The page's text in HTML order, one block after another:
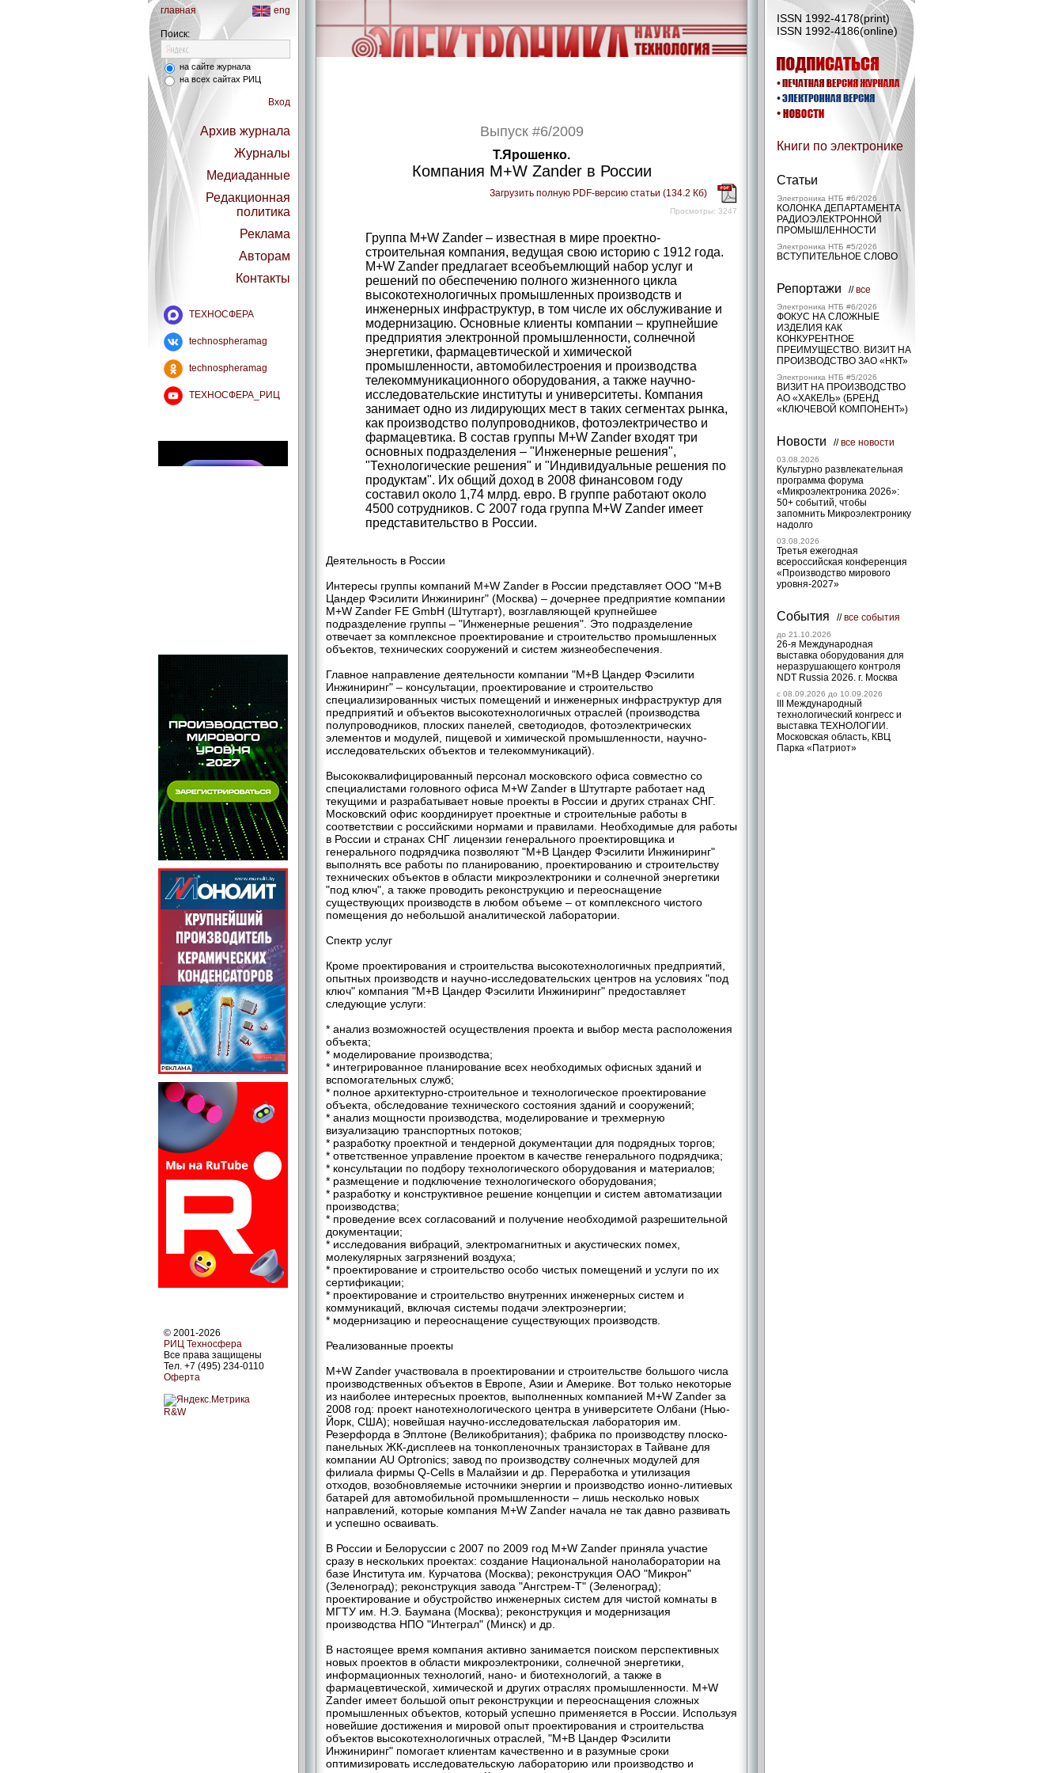
главная eng
Поиск:
на сайте журнала
на всех сайтах РИЦ
Вход
Архив журнала
Журналы
Медиаданные
Редакционная
политика
Реклама
Авторам
Контакты
ТЕХНОСФЕРА
technospheramag
technospheramag
ТЕХНОСФЕРА_РИЦ
© 2001-2026
РИЦ Техносфера
Все права защищены
Тел. +7 (495) 234-0110
Оферта
R&W
ISSN 1992-4178(print)
ISSN 1992-4186(online)
Книги по электронике
Статьи
Электроника НТБ #6/2026
КОЛОНКА ДЕПАРТАМЕНТА
РАДИОЭЛЕКТРОННОЙ
ПРОМЫШЛЕННОСТИ
Электроника НТБ #5/2026
ВСТУПИТЕЛЬНОЕ СЛОВО
Репортажи //все
Электроника НТБ #6/2026
ФОКУС НА СЛОЖНЫЕ
ИЗДЕЛИЯ КАК
КОНКУРЕНТНОЕ
ПРЕИМУЩЕСТВО. ВИЗИТ НА
ПРОИЗВОДСТВО ЗАО «НКТ»
Электроника НТБ #5/2026
ВИЗИТ НА ПРОИЗВОДСТВО
АО «ХАКЕЛЬ» (БРЕНД
«КЛЮЧЕВОЙ КОМПОНЕНТ»)
Новости //все новости
03.08.2026
Культурно развлекательная
программа форума
«Микроэлектроника 2026»:
50+ событий, чтобы
запомнить Микроэлектронику
надолго
03.08.2026
Третья ежегодная
всероссийская конференция
«Производство мирового
уровня-2027»
События //все события
до 21.10.2026
26-я Международная
выставка оборудования для
неразрушающего контроля
NDT Russia 2026. г. Москва
c 08.09.2026 до 10.09.2026
III Международный
технологический конгресс и
выставка ТЕХНОЛОГИИ.
Московская область, КВЦ
Парка «Патриот»
Выпуск #6/2009
Т.Ярошенко.
Компания M+W Zander в России
Загрузить полную PDF-версию статьи (134.2 Кб)
Просмотры: 3247
Группа M+W Zander – известная в мире проектно-
строительная компания, ведущая свою историю с 1912 года.
M+W Zander предлагает всеобъемлющий набор услуг и
решений по обеспечению полного жизненного цикла
высокотехнологичных промышленных производств и
инженерных инфраструктур, в том числе их обслуживание и
модернизацию. Основные клиенты компании – крупнейшие
предприятия электронной промышленности, солнечной
энергетики, фармацевтической и химической
промышленности, автомобилестроения и производства
телекоммуникационного оборудования, а также научно-
исследовательские институты и университеты. Компания
занимает одно из лидирующих мест в таких сегментах рынка,
как производство полупроводников, фотоэлектричество и
фармацевтика. В состав группы M+W Zander входят три
основных подразделения – "Инженерные решения",
"Технологические решения" и "Индивидуальные решения по
продуктам". Их общий доход в 2008 финансовом году
составил около 1,74 млрд. евро. В группе работают около
4500 сотрудников. С 2007 года группа M+W Zander имеет
представительство в России.
Деятельность в России
Интересы группы компаний M+W Zander в России представляет OOO "M+В
Цандер Фэсилити Инжиниринг" (Москва) – дочернее предприятие компании
М+W Zander FE GmbH (Штутгарт), возглавляющей крупнейшее
подразделение группы – "Инженерные решения". Это подразделение
отвечает за комплексное проектирование и строительство промышленных
объектов, технических сооружений и систем жизнеобеспечения.
Главное направление деятельности компании "M+В Цандер Фэсилити
Инжиниринг" – консультации, проектирование и строительство
специализированных чистых помещений и инженерных инфраструктур для
предприятий и объектов высокотехнологичных отраслей (производства
полупроводников, плоских панелей, светодиодов, фотоэлектрических
элементов и модулей, пищевой и химической промышленности, научно-
исследовательских объектов и телекоммуникаций).
Высококвалифицированный персонал московского офиса совместно со
специалистами головного офиса M+W Zander в Штутгарте работает над
текущими и разрабатывает новые проекты в России и других странах СНГ.
Московский офис координирует проектные и строительные работы в
соответствии с российскими нормами и правилами. Необходимые для работы
в России и странах СНГ лицензии генерального проектировщика и
генерального подрядчика позволяют "М+В Цандер Фэсилити Инжиниринг"
выполнять все работы по планированию, проектированию и строительству
технических объектов в области микроэлектроники и солнечной энергетики
"под ключ", а также проводить реконструкцию и переоснащение
существующих производств в любом объеме – от комплексного чистого
помещения до небольшой аналитической лаборатории.
Спектр услуг
Кроме проектирования и строительства высокотехнологичных предприятий,
опытных производств и научно-исследовательских центров на условиях "под
ключ" компания "M+В Цандер Фэсилити Инжиниринг" предоставляет
следующие услуги:
* анализ возможностей осуществления проекта и выбор места расположения
объекта;
* моделирование производства;
* интегрированное планирование всех необходимых офисных зданий и
вспомогательных служб;
* полное архитектурно-строительное и технологическое проектирование
объекта, обследование технического состояния зданий и сооружений;
* анализ мощности производства, моделирование и трехмерную
визуализацию транспортных потоков;
* разработку проектной и тендерной документации для подрядных торгов;
* ответственное управление проектом в качестве генерального подрядчика;
* консультации по подбору технологического оборудования и материалов;
* размещение и подключение технологического оборудования;
* разработку и конструктивное решение концепции и систем автоматизации
производства;
* проведение всех согласований и получение необходимой разрешительной
документации;
* исследования вибраций, электромагнитных и акустических помех,
молекулярных загрязнений воздуха;
* проектирование и строительство особо чистых помещений и услуги по их
сертификации;
* проектирование и строительство внутренних инженерных систем и
коммуникаций, включая системы подачи электроэнергии;
* модернизацию и переоснащение существующих производств.
Реализованные проекты
M+W Zander участвовала в проектировании и строительстве большого числа
производственных объектов в Европе, Азии и Америке. Вот только некоторые
из наиболее интересных проектов, выполненных компанией M+W Zander за
2008 год: проект нанотехнологического центра в университете Олбани (Нью-
Йорк, США); новейшая научно-исследовательская лаборатория им.
Резерфорда в Эплтоне (Великобритания); фабрика по производству плоско-
панельных ЖК-дисплеев на тонкопленочных транзисторах в Тайване для
компании AU Optronics; завод по производству солнечных модулей для
филиала фирмы Q-Cells в Малайзии и др. Переработка и утилизация
отходов, возобновляемые источники энергии и производство ионно-литиевых
батарей для автомобильной промышленности – лишь несколько новых
направлений, которые компания M+W Zander начала не так давно развивать
и успешно осваивать.
В России и Белоруссии с 2007 по 2009 год M+W Zander приняла участие
сразу в нескольких проектах: создание Национальной нанолаборатории на
базе Института им. Курчатова (Москва); реконструкция ОАО "Микрон"
(Зеленоград); реконструкция завода "Ангстрем-Т" (Зеленоград);
проектирование и обустройство инженерных систем для чистой комнаты в
МГТУ им. Н.Э. Баумана (Москва); реконструкция и модернизация
производства НПО "Интеграл" (Минск) и др.
В настоящее время компания активно занимается поиском перспективных
новых проектов в области микроэлектроники, солнечной энергетики,
информационных технологий, нано- и биотехнологий, а также в
фармацевтической, химической и других отраслях промышленности. M+W
Zander имеет большой опыт реконструкции и переоснащения сложных
промышленных объектов, который успешно применяется в России. Используя
новейшие достижения и мировой опыт проектирования и строительства
объектов высокотехнологичных отраслей, "М+В Цандер Фэсилити
Инжиниринг" помогает клиентам качественно и в разумные сроки
оптимизировать исследовательскую лабораторию или производство и